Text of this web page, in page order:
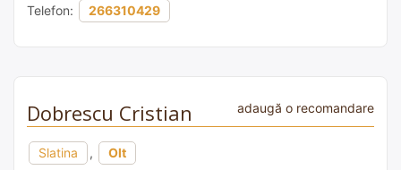
Telefon: 266310429
Dobrescu Cristian adaugă o recomandare
Slatina , Olt